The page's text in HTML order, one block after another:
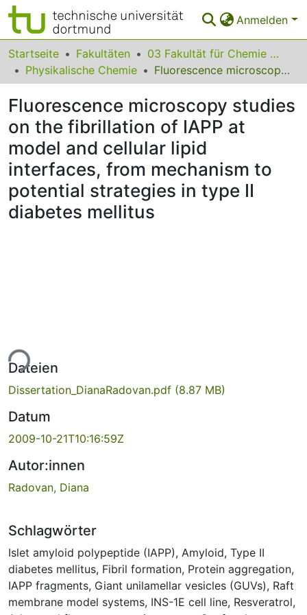
Anmelden
Bereiche & Sammlungen
Das gesamte Repositorium
Statistiken
FAQ
Leitlinien
Zurück zur Startseite
Startseite Fakultäten
03 Fakultät für Chemie und Chemische Biologie
Physikalische Chemie
Fluorescence microscopy studies on the fibrillation of IAPP at model and cellular lipid interfaces, from mechanism to potential strategies in type II diabetes mellitus
Fluorescence microscopy studies
on the fibrillation of IAPP at
model and cellular lipid
interfaces, from mechanism to
potential strategies in type II
diabetes mellitus
Dateien
Dissertation_DianaRadovan.pdf (8.87 MB)
Datum
2009-10-21T10:16:59Z
Autor:innen
Radovan, Diana
Schlagwörter
Islet amyloid polypeptide (IAPP), Amyloid, Type II
diabetes mellitus, Fibril formation, Protein aggregation,
IAPP fragments, Giant unilamellar vesicles (GUVs), Raft
membrane model systems, INS-1E cell line, Resveratrol,